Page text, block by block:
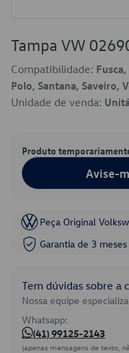
Tampa VW
Compatibilidade:
Polo, Santana, Saveiro,
Unidade de venda:
Produto
Avise-
Peça Original
Garantia de 3
Tem dúvidas sobre a
Nossa equipe
Whatsapp:
(41) 99125-2143
(apenas mensagens de texto,